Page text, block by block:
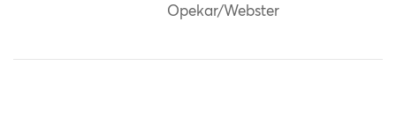
Opekar/Webster